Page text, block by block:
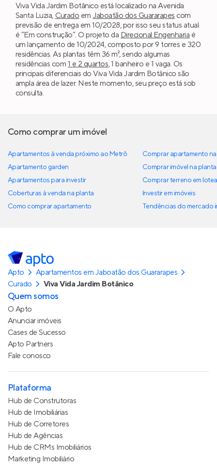
Viva Vida Jardim Botânico está localizado na Avenida
Santa Luzia, Curado em Jaboatão dos Guararapes com
previsão de entrega em 10/2028, por isso seu status atual
é “Em construção”. O projeto da Direcional Engenharia é
um lançamento de 10/2024, composto por 9 torres e 320
residências. As plantas têm 36 m², sendo algumas
residências com 1 e 2 quartos, 1 banheiro e 1 vaga. Os
principais diferenciais do Viva Vida Jardim Botânico são
ampla área de lazer. Neste momento, seu preço está sob
consulta.
Como comprar um imóvel
Apartamentos à venda próximo ao Metrô
Apartamento garden
Apartamentos para investir
Coberturas à venda na planta
Como comprar apartamento
Comprar apartamento
Comprar imóvel na planta
Comprar terreno em
Investir em imóveis
Tendências do mercado
Apto
Apartamentos em Jaboatão dos Guararapes
Curado
Viva Vida Jardim Botânico
Quem somos
O Apto
Anunciar imóveis
Cases de Sucesso
Apto Partners
Fale conosco
Plataforma
Hub de Construtoras
Hub de Imobiliárias
Hub de Corretores
Hub de Agências
Hub de CRMs Imobiliários
Marketing Imobiliário